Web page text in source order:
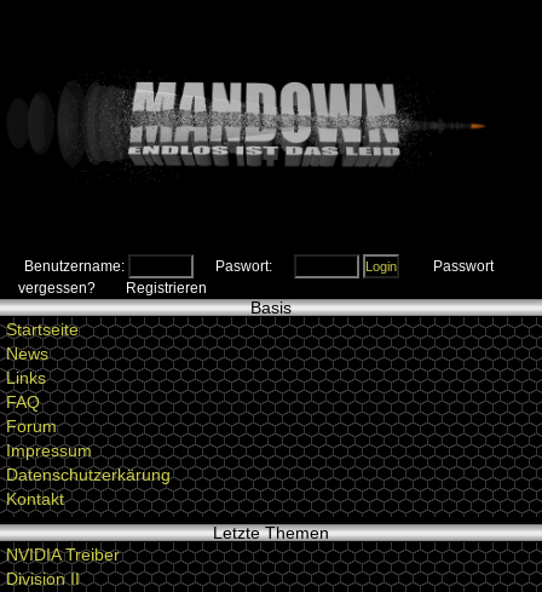
Benutzername: Paswort:
Passwort
vergessen?
Registrieren
Basis
Startseite
News
Links
FAQ
Forum
Impressum
Datenschutzerkärung
Kontakt
Letzte Themen
NVIDIA Treiber
Division II